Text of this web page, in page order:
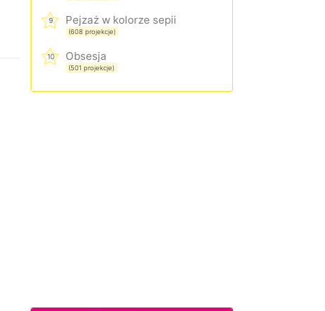
9 Pejzaż w kolorze sepii
(608 projekcje)
10 Obsesja
(501 projekcje)